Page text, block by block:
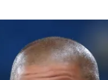
הפועל תל אביב
הפועל חיפה
הפועל באר שבע
מכבי נתניה